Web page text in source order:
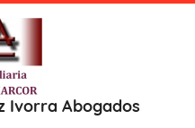
Ivorra Abogados